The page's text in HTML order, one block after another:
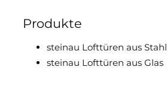
DoPProdukte
steinau Lofttüren aus Stahl
steinau Lofttüren aus Glas